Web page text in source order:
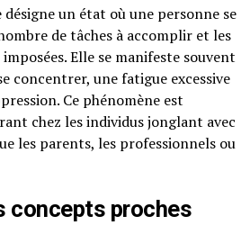
un état où une personne se
de tâches à accomplir et les
Elle se manifeste souvent
concentrer, une fatigue excessive
Ce phénomène est
chez les individus jonglant avec
les parents, les professionnels ou
concepts proches